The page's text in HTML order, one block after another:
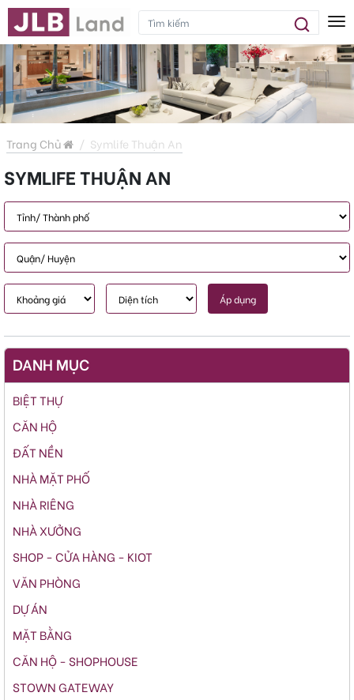
Trang Chủ Symlife Thuận An
SYMLIFE THUẬN AN
Áp dụng
DANH MỤC
BIỆT THỰ
CĂN HỘ
ĐẤT NỀN
NHÀ MẶT PHỐ
NHÀ RIÊNG
NHÀ XƯỞNG
SHOP - CỬA HÀNG - KIOT
VĂN PHÒNG
DỰ ÁN
MẶT BẰNG
CĂN HỘ - SHOPHOUSE
STOWN GATEWAY